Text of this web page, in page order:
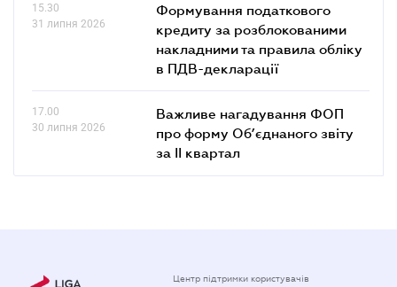
15.30
31 липня 2026
Формування податкового
кредиту за розблокованими
накладними та правила обліку
в ПДВ-декларації
17.00
30 липня 2026
Важливе нагадування ФОП
про форму Об’єднаного звіту
за ІІ квартал
Центр підтримки користувачів